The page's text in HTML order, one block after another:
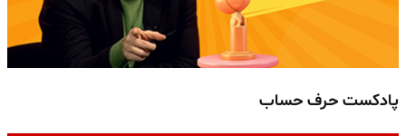
پادکست حرف حساب